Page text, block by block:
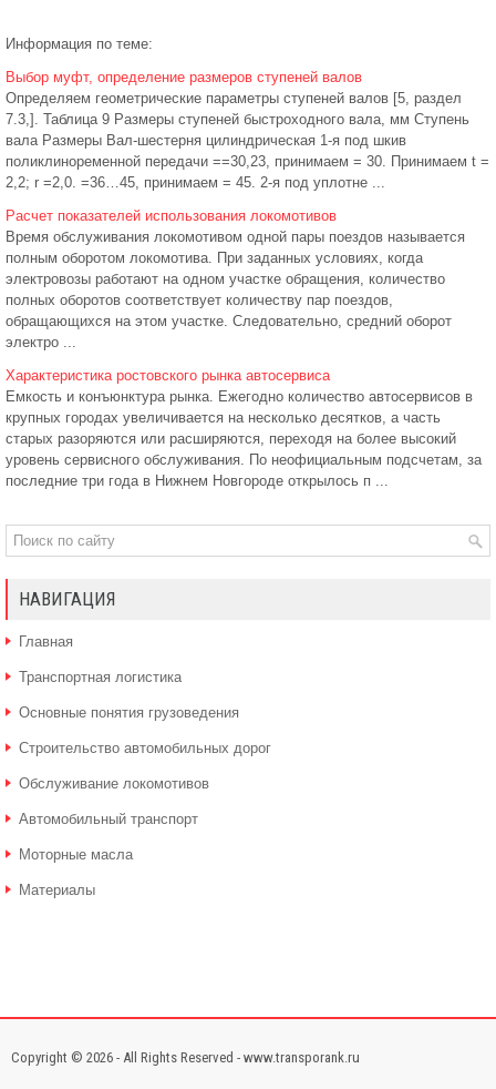
Информация по теме:
Выбор муфт, определение размеров ступеней валов
Определяем геометрические параметры ступеней валов [5, раздел
7.3,]. Таблица 9 Размеры ступеней быстроходного вала, мм Ступень
вала Размеры Вал-шестерня цилиндрическая 1-я под шкив
поликлиноременной передачи ==30,23, принимаем = 30. Принимаем t =
2,2; r =2,0. =36…45, принимаем = 45. 2-я под уплотне ...
Расчет показателей использования локомотивов
Время обслуживания локомотивом одной пары поездов называется
полным оборотом локомотива. При заданных условиях, когда
электровозы работают на одном участке обращения, количество
полных оборотов соответствует количеству пар поездов,
обращающихся на этом участке. Следовательно, средний оборот
электро ...
Характеристика ростовского рынка автосервиса
Емкость и конъюнктура рынка. Ежегодно количество автосервисов в
крупных городах увеличивается на несколько десятков, а часть
старых разоряются или расширяются, переходя на более высокий
уровень сервисного обслуживания. По неофициальным подсчетам, за
последние три года в Нижнем Новгороде открылось п ...
НАВИГАЦИЯ
Главная
Транспортная логистика
Основные понятия грузоведения
Строительство автомобильных дорог
Обслуживание локомотивов
Автомобильный транспорт
Моторные масла
Материалы
Copyright © 2026 - All Rights Reserved - www.transporank.ru